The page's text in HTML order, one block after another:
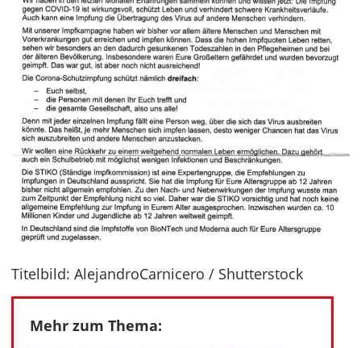
Titelbild: AlejandroCarnicero / Shutterstock
Mehr zum Thema: